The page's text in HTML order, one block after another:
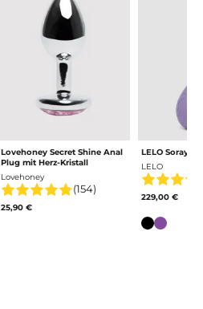
Lovehoney Secret Shine Anal
Plug mit Herz-Kristall
Lovehoney
(154)
25,90 €
LELO Soraya
LELO
229,00 €
Farbe